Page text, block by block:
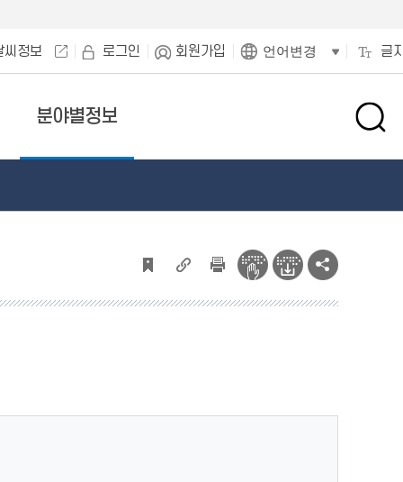
씨정보 로그인 회원가입 언어변경 글
분야별정보
검
창